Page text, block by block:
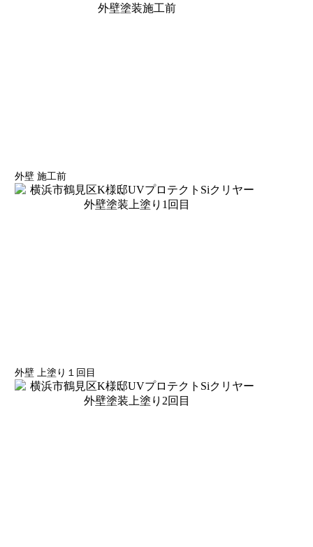
外壁 施工前
外壁 上塗り１回目